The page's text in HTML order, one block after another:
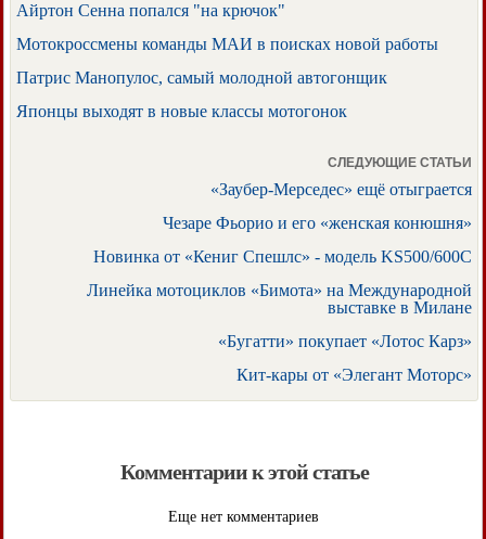
Айртон Сенна попался "на крючок"
Мотокроссмены команды МАИ в поисках новой работы
Патрис Манопулос, самый молодной автогонщик
Японцы выходят в новые классы мотогонок
СЛЕДУЮЩИЕ СТАТЬИ
«Заубер-Мерседес» ещё отыграется
Чезаре Фьорио и его «женская конюшня»
Новинка от «Кениг Спешлс» - модель KS500/600C
Линейка мотоциклов «Бимота» на Международной
выставке в Милане
«Бугатти» покупает «Лотос Карз»
Кит-кары от «Элегант Моторс»
Комментарии к этой статье
Еще нет комментариев